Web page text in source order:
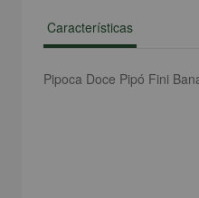
Características
Pipoca Doce Pipó Fini